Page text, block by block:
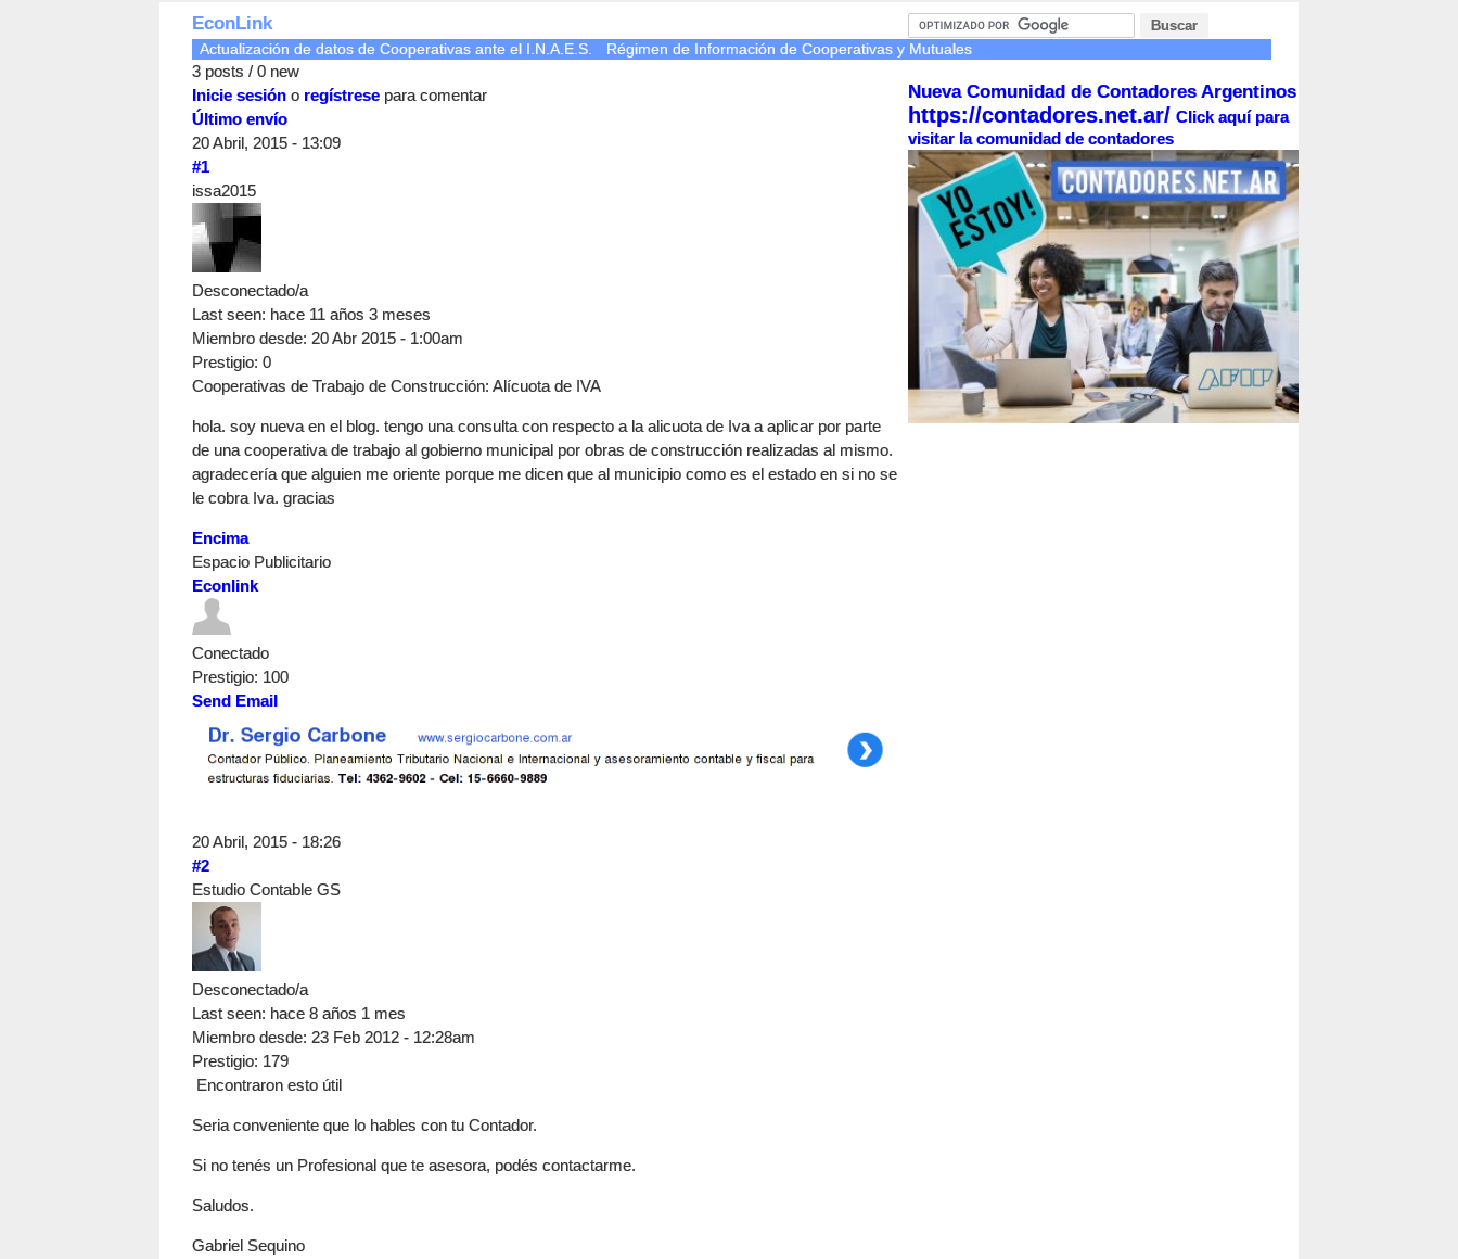
EconLink
Actualización de datos de Cooperativas ante el I.N.A.E.S. Régimen de Información de Cooperativas y Mutuales
3 posts / 0 new
Inicie sesión o regístrese para comentar
Último envío
20 Abril, 2015 - 13:09
#1
issa2015
Desconectado/a
Last seen: hace 11 años 3 meses
Miembro desde: 20 Abr 2015 - 1:00am
Prestigio: 0
Cooperativas de Trabajo de Construcción: Alícuota de IVA
hola. soy nueva en el blog. tengo una consulta con respecto a la alicuota de Iva a aplicar por parte
de una cooperativa de trabajo al gobierno municipal por obras de construcción realizadas al mismo.
agradecería que alguien me oriente porque me dicen que al municipio como es el estado en si no se
le cobra Iva. gracias
Encima
Espacio Publicitario
Econlink
Conectado
Prestigio: 100
Send Email
20 Abril, 2015 - 18:26
#2
Estudio Contable GS
Desconectado/a
Last seen: hace 8 años 1 mes
Miembro desde: 23 Feb 2012 - 12:28am
Prestigio: 179
Encontraron esto útil
Seria conveniente que lo hables con tu Contador.
Si no tenés un Profesional que te asesora, podés contactarme.
Saludos.
Gabriel Sequino
Nueva Comunidad de Contadores Argentinos
https://contadores.net.ar/ Click aquí para
visitar la comunidad de contadores